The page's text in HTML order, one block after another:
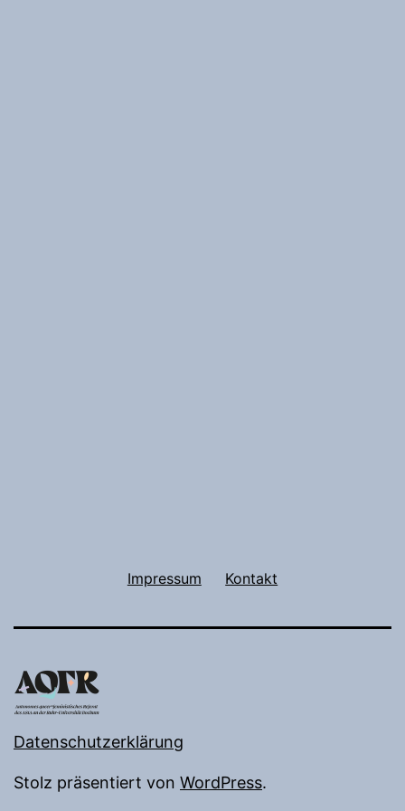
Impressum Kontakt
Datenschutzerklärung
Stolz präsentiert von WordPress.